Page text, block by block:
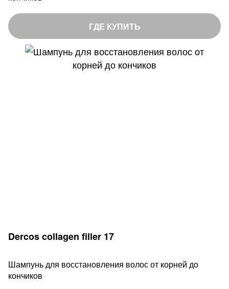
ГДЕ КУПИТЬ
Dercos collagen filler 17
Шампунь для восстановления волос от корней до
кончиков